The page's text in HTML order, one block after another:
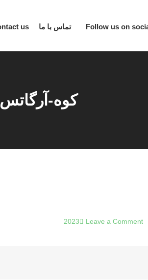
تماس با ما Contact us
کوه-آرگاتس
Leave a Comment